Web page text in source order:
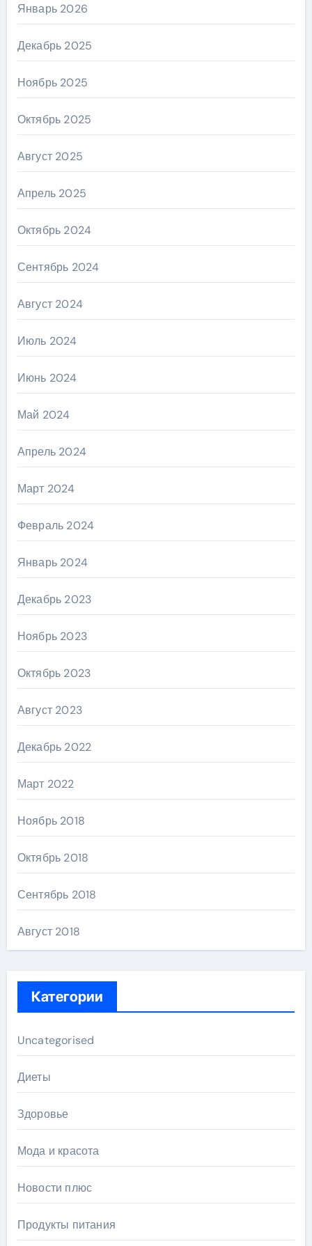
Январь 2026
Декабрь 2025
Ноябрь 2025
Октябрь 2025
Август 2025
Апрель 2025
Октябрь 2024
Сентябрь 2024
Август 2024
Июль 2024
Июнь 2024
Май 2024
Апрель 2024
Март 2024
Февраль 2024
Январь 2024
Декабрь 2023
Ноябрь 2023
Октябрь 2023
Август 2023
Декабрь 2022
Март 2022
Ноябрь 2018
Октябрь 2018
Сентябрь 2018
Август 2018
Категории
Uncategorised
Диеты
Здоровье
Мода и красота
Новости плюс
Продукты питания